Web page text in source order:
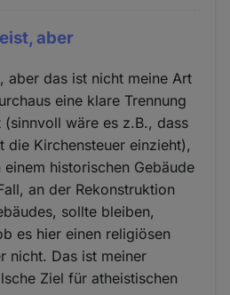
aber
aber das ist nicht meine Art
eine klare Trennung
wäre es z.B., dass
die Kirchensteuer einzieht),
historischen Gebäude
an der Rekonstruktion
sollte bleiben,
es hier einen religiösen
nicht. Das ist meiner
Ziel für atheistischen